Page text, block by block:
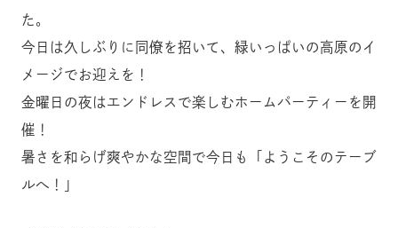
た。
今日は久しぶりに同僚を招いて、緑いっぱいの高原のイ
メージでお迎えを！
金曜日の夜はエンドレスで楽しむホームパーティーを開
催！
暑さを和らげ爽やかな空間で今日も「ようこそのテーブ
ルへ！」